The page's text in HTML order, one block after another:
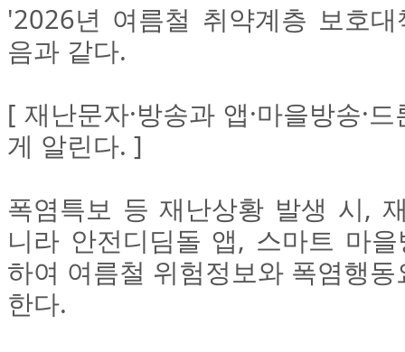
'2026년 여름철 취약계층 보호
음과 같다.
[ 재난문자·방송과 앱·마을방송·
게 알린다. ]
폭염특보 등 재난상황 발생 시,
니라 안전디딤돌 앱, 스마트 마
하여 여름철 위험정보와 폭염행
한다.